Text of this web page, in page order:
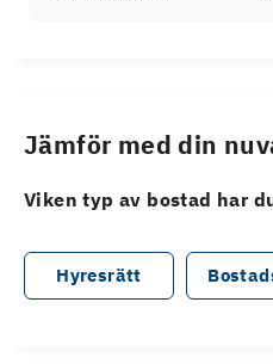
Jämför med din
Viken typ av bostad har
Hyresrätt